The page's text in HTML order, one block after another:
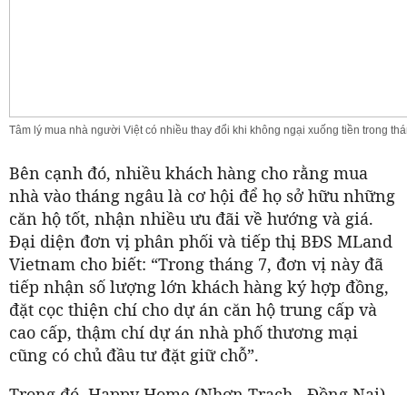
Tâm lý mua nhà người Việt có nhiều thay đổi khi không ngại xuống tiền trong
Bên cạnh đó, nhiều khách hàng cho rằng mua
nhà vào tháng ngâu là cơ hội để họ sở hữu những
căn hộ tốt, nhận nhiều ưu đãi về hướng và giá.
Đại diện đơn vị phân phối và tiếp thị BĐS MLand
Vietnam cho biết: “Trong tháng 7, đơn vị này đã
tiếp nhận số lượng lớn khách hàng ký hợp đồng,
đặt cọc thiện chí cho dự án căn hộ trung cấp và
cao cấp, thậm chí dự án nhà phố thương mại
cũng có chủ đầu tư đặt giữ chỗ”.